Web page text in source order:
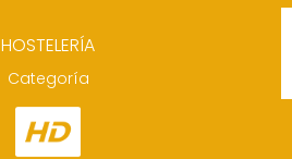
HOSTELERÍA
Categoría